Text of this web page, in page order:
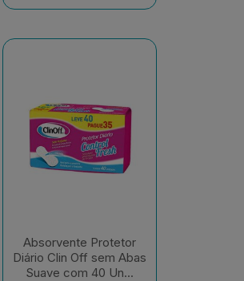
Absorvente Protetor
Diário Clin Off sem Abas
Suave com 40 Un...